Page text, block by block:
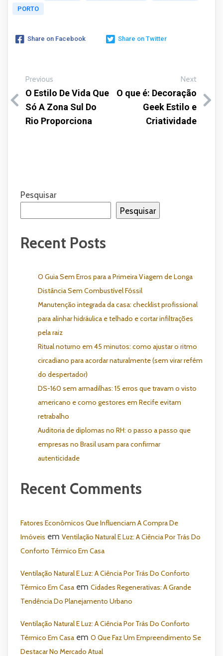
PORTO
Share on Facebook Share on Twitter
Previous
O Estilo De Vida Que
Só A Zona Sul Do
Rio Proporciona
Next
O que é: Decoração
Geek Estilo e
Criatividade
Pesquisar
Pesquisar
Recent Posts
O Guia Sem Erros para a Primeira Viagem de Longa
Distância Sem Combustível Fóssil
Manutenção integrada da casa: checklist profissional
para alinhar hidráulica e telhado e cortar infiltrações
pela raiz
Ritual noturno em 45 minutos: como ajustar o ritmo
circadiano para acordar naturalmente (sem virar refém
do despertador)
DS-160 sem armadilhas: 15 erros que travam o visto
americano e como gestores em Recife evitam
retrabalho
Auditoria de diplomas no RH: o passo a passo que
empresas no Brasil usam para confirmar
autenticidade
Recent Comments
Fatores Econômicos Que Influenciam A Compra De
Imóveis em Ventilação Natural E Luz: A Ciência Por Trás Do
Conforto Térmico Em Casa
Ventilação Natural E Luz: A Ciência Por Trás Do Conforto
Térmico Em Casa em Cidades Regenerativas: A Grande
Tendência Do Planejamento Urbano
Ventilação Natural E Luz: A Ciência Por Trás Do Conforto
Térmico Em Casa em O Que Faz Um Empreendimento Se
Destacar No Mercado Atual